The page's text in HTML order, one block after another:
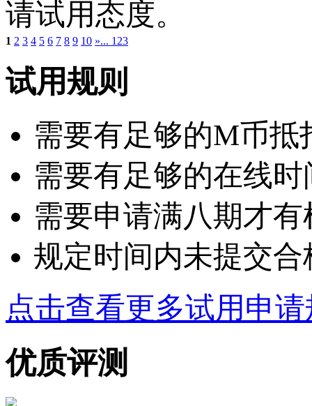
请试用态度。
1 2 3 4 5 6 7 8 9 10 »... 123
试用规则
需要有足够的M币抵
需要有足够的在线
需要申请满八期才
规定时间内未提交
点击查看更多试用申
优质评测